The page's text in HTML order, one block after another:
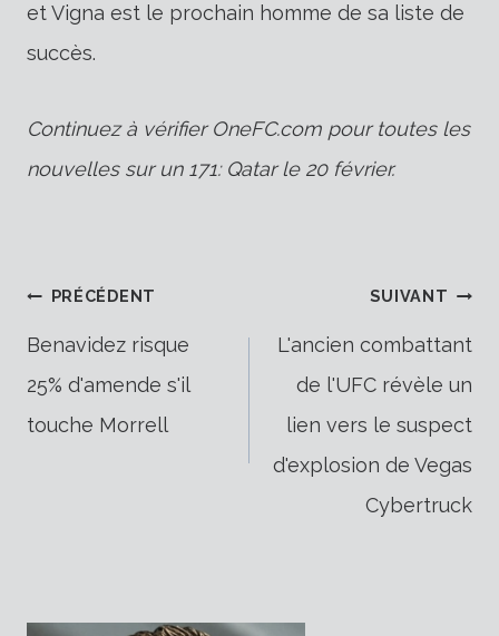
et Vigna est le prochain homme de sa liste de
succès.
Continuez à vérifier OneFC.com pour toutes les
nouvelles sur un 171: Qatar le 20 février.
Navigation
de
PRÉCÉDENT
Benavidez risque
25% d'amende s'il
touche Morrell
SUIVANT
L'ancien combattant
de l'UFC révèle un
lien vers le suspect
d'explosion de Vegas
Cybertruck